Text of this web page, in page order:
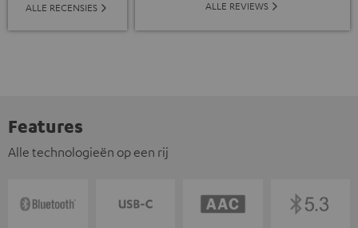
ALLE RECENSIES ALLE REVIEWS
Features
Alle technologieën op een rij